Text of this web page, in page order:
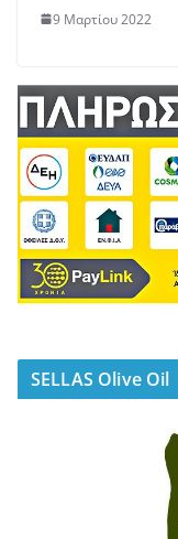
9 Μαρτίου 2022
SELLAS Olive Oil